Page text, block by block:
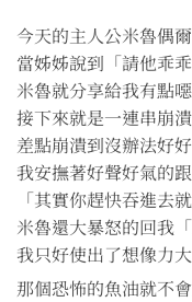
今天的主人公米魯偶
當姊姊說到「請他乖
米魯就分享給我有點
接下來就是一連串崩
差點崩潰到沒辦法好
我安撫著好聲好氣的
「其實你趕快吞進去
米魯還大暴怒的回我
我只好使出了想像力
那個恐怖的魚油就不